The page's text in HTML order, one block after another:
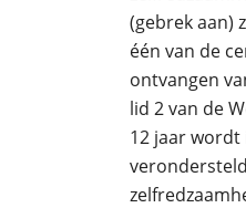
(gebrek aan)
één van de
ontvangen
lid 2 van de
12 jaar wordt